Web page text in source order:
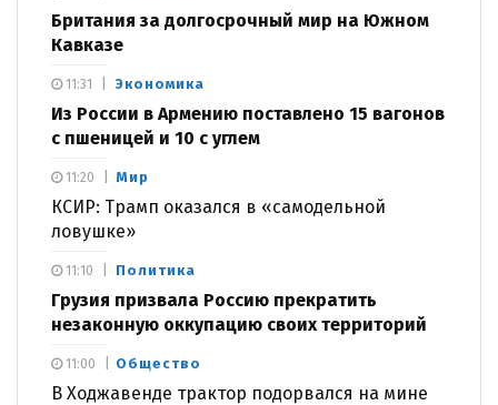
Британия за долгосрочный мир на Южном
Кавказе
Экономика
Из России в Армению поставлено 15 вагонов
с пшеницей и 10 с углем
11:31
Мир
КСИР: Трамп оказался в «самодельной
ловушке»
11:20
Политика
Грузия призвала Россию прекратить
незаконную оккупацию своих территорий
11:10
Общество
В Ходжавенде трактор подорвался на мине
11:00